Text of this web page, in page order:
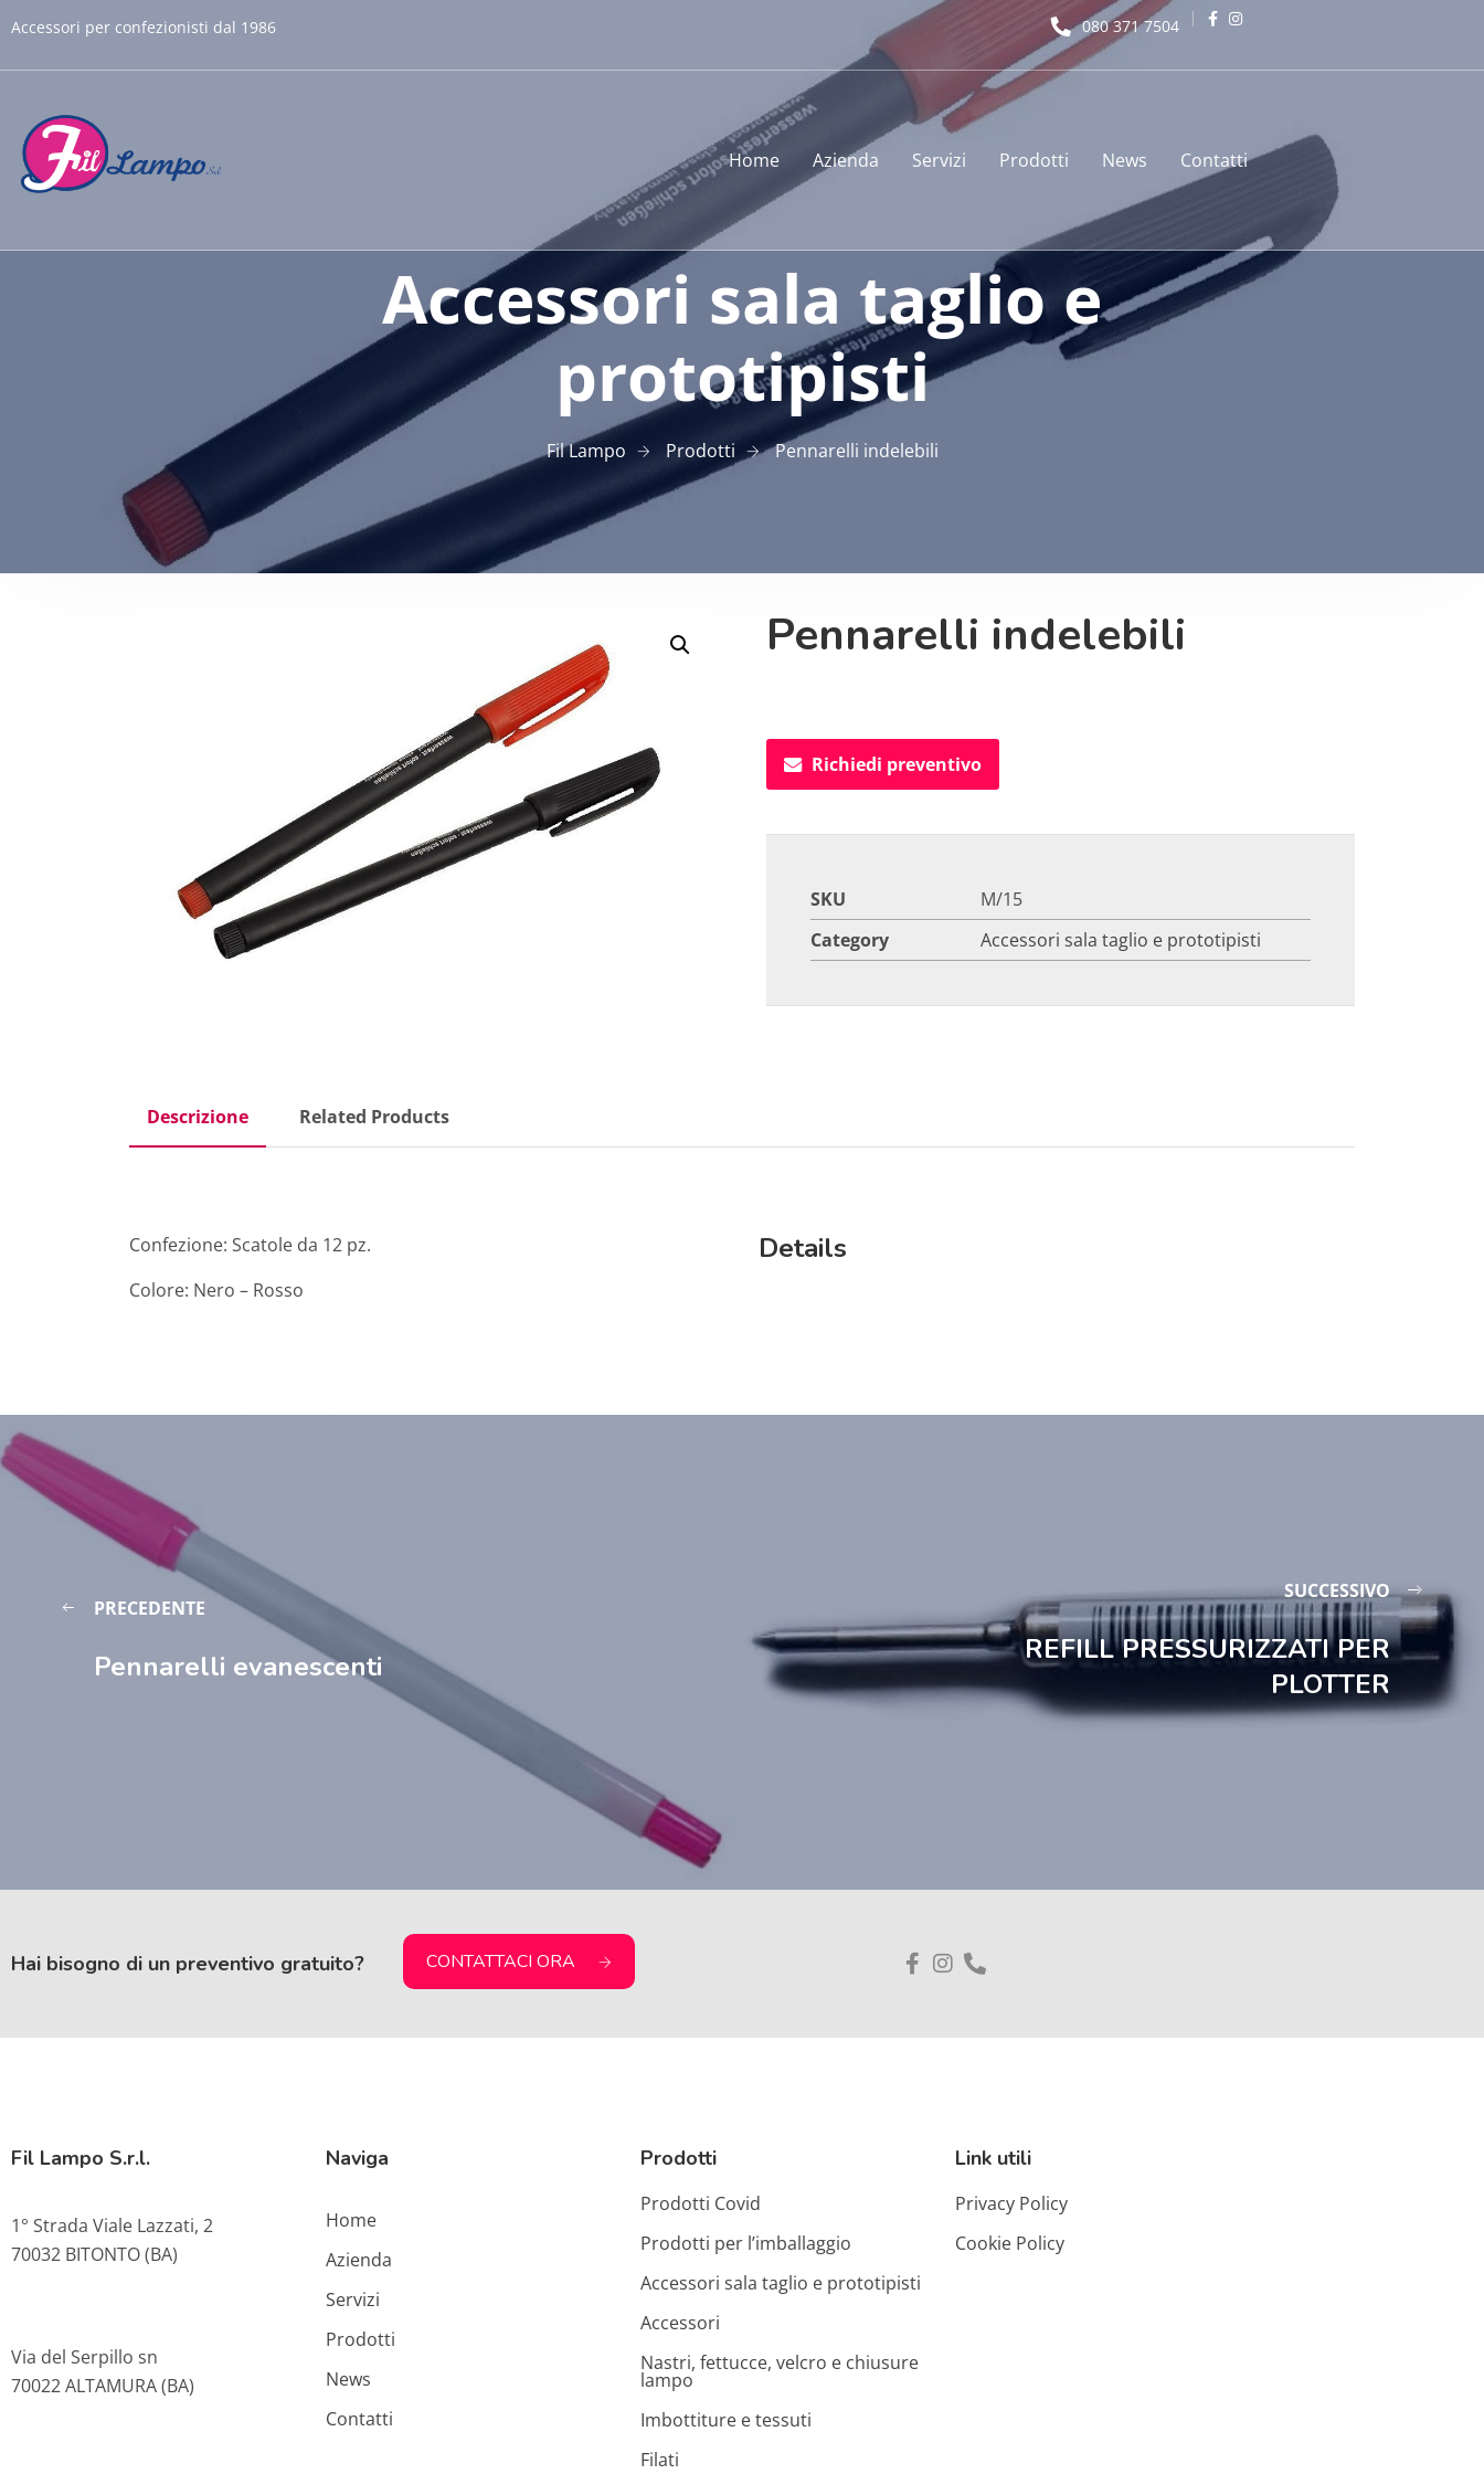
Accessori per confezionisti dal 1986 080 371 7504
Home Azienda Servizi Prodotti News Contatti
Accessori sala taglio e
prototipisti
Fil Lampo Prodotti Pennarelli indelebili
Pennarelli indelebili
Richiedi preventivo
SKU
M/15
Category
Accessori sala taglio e prototipisti
Descrizione Related Products
Confezione: Scatole da 12 pz.
Colore: Nero – Rosso
Details
PRECEDENTE
Pennarelli evanescenti
SUCCESSIVO
REFILL PRESSURIZZATI PER
PLOTTER
Hai bisogno di un preventivo gratuito? CONTATTACI ORA
Fil Lampo S.r.l.
1° Strada Viale Lazzati, 2
70032 BITONTO (BA)
Via del Serpillo sn
70022 ALTAMURA (BA)
Naviga
Home
Azienda
Servizi
Prodotti
News
Contatti
Prodotti
Prodotti Covid
Prodotti per l’imballaggio
Accessori sala taglio e prototipisti
Accessori
Nastri, fettucce, velcro e chiusure
lampo
Imbottiture e tessuti
Filati
Link utili
Privacy Policy
Cookie Policy